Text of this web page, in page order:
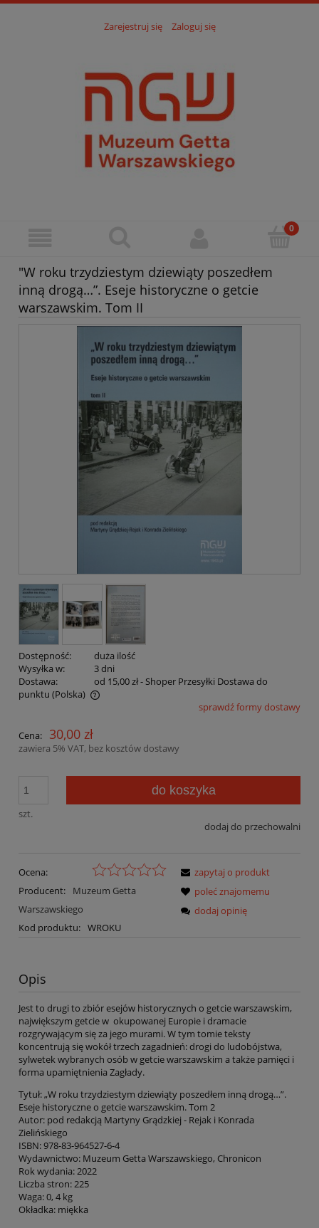
Zarejestruj się Zaloguj się
"W roku trzydziestym dziewiąty poszedłem
inną drogą…”. Eseje historyczne o getcie
warszawskim. Tom II
Dostępność:
duża ilość
Wysyłka w:
3 dni
Dostawa:
od 15,00 zł- Shoper Przesyłki Dostawa do
punktu (Polska)
Cena nie zawiera ewentualnych kosztów płatnościsprawdź formy dostawy
Cena: 30,00 zł
zawiera 5% VAT, bez kosztów dostawy
szt.
do koszyka
dodaj do przechowalni
Ocena:
Producent:
Muzeum Getta
Warszawskiego
Kod produktu: WROKU
zapytaj o produkt
poleć znajomemu
dodaj opinię
Opis
Jest to drugi to zbiór esejów historycznych o getcie warszawskim,
największym getcie w okupowanej Europie i dramacie
rozgrywającym się za jego murami. W tym tomie teksty
koncentrują się wokół trzech zagadnień: drogi do ludobójstwa,
sylwetek wybranych osób w getcie warszawskim a także pamięci i
forma upamiętnienia Zagłady.
Tytuł: „W roku trzydziestym dziewiąty poszedłem inną drogą…”.
Eseje historyczne o getcie warszawskim. Tom 2
Autor: pod redakcją Martyny Grądzkiej - Rejak i Konrada
Zielińskiego
ISBN: 978-83-964527-6-4
Wydawnictwo: Muzeum Getta Warszawskiego, Chronicon
Rok wydania: 2022
Liczba stron: 225
Waga: 0, 4 kg
Okładka: miękka